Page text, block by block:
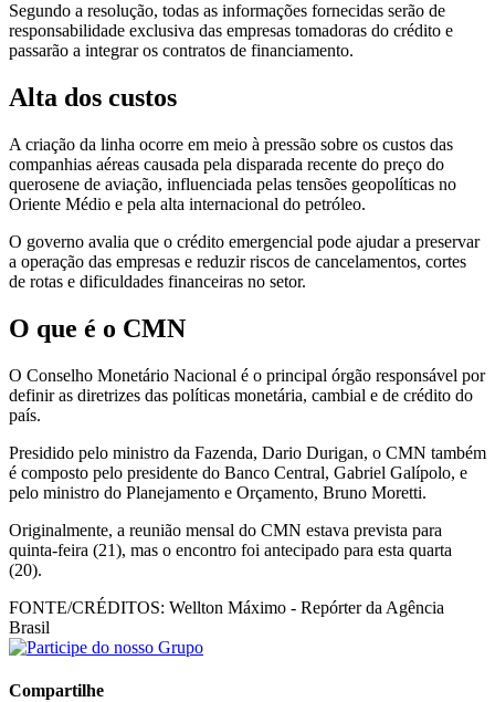
Segundo a resolução, todas as informações fornecidas serão de
responsabilidade exclusiva das empresas tomadoras do crédito e
passarão a integrar os contratos de financiamento.
Alta dos custos
A criação da linha ocorre em meio à pressão sobre os custos das
companhias aéreas causada pela disparada recente do preço do
querosene de aviação, influenciada pelas tensões geopolíticas no
Oriente Médio e pela alta internacional do petróleo.
O governo avalia que o crédito emergencial pode ajudar a preservar
a operação das empresas e reduzir riscos de cancelamentos, cortes
de rotas e dificuldades financeiras no setor.
O que é o CMN
O Conselho Monetário Nacional é o principal órgão responsável por
definir as diretrizes das políticas monetária, cambial e de crédito do
país.
Presidido pelo ministro da Fazenda, Dario Durigan, o CMN também
é composto pelo presidente do Banco Central, Gabriel Galípolo, e
pelo ministro do Planejamento e Orçamento, Bruno Moretti.
Originalmente, a reunião mensal do CMN estava prevista para
quinta-feira (21), mas o encontro foi antecipado para esta quarta
(20).
FONTE/CRÉDITOS: Wellton Máximo - Repórter da Agência
Brasil
Compartilhe